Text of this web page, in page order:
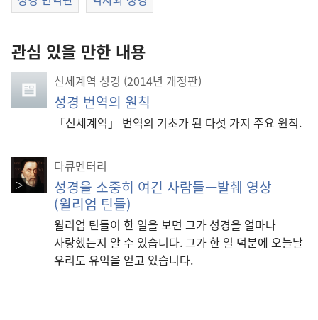
관심 있을 만한 내용
신세계역 성경 (2014년 개정판)
성경 번역의 원칙
「신세계역」 번역의 기초가 된 다섯 가지 주요 원칙.
다큐멘터리
성경을 소중히 여긴 사람들—발췌 영상
(윌리엄 틴들)
윌리엄 틴들이 한 일을 보면 그가 성경을 얼마나
사랑했는지 알 수 있습니다. 그가 한 일 덕분에 오늘날
우리도 유익을 얻고 있습니다.